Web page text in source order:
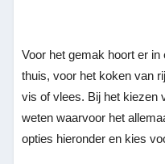
Voor het gemak hoort er
thuis, voor het koken van
vis of vlees. Bij het kiezen
weten waarvoor het
opties hieronder en kies